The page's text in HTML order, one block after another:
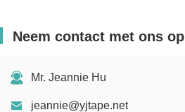
Neem contact met ons op
Mr. Jeannie Hu
jeannie@yjtape.net